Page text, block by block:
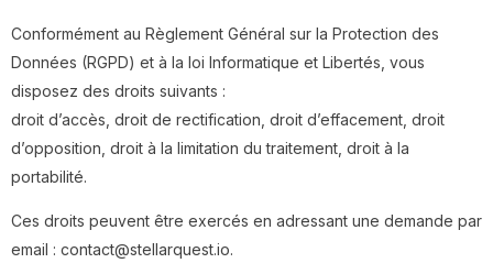
Conformément au Règlement Général sur la Protection des
Données (RGPD) et à la loi Informatique et Libertés, vous
disposez des droits suivants :
droit d’accès, droit de rectification, droit d’effacement, droit
d’opposition, droit à la limitation du traitement, droit à la
portabilité.
Ces droits peuvent être exercés en adressant une demande par
email : contact@stellarquest.io.